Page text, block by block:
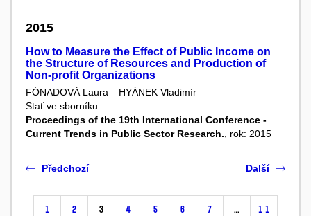
2015
How to Measure the Effect of Public Income on
the Structure of Resources and Production of
Non-profit Organizations
FÓNADOVÁ Laura
HYÁNEK Vladimír
Stať ve sborníku
Proceedings of the 19th International Conference -
Current Trends in Public Sector Research. , rok: 2015
Předchozí
1 2 3 4 5 6 7 … 11
Další